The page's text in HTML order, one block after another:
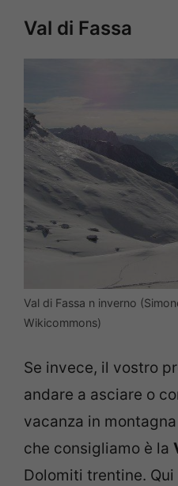
Val di Fassa
Val di Fassa n inverno
Wikicommons)
Se invece, il vostro
andare a asciare o
vacanza in
che consigliamo è la
Dolomiti trentine.